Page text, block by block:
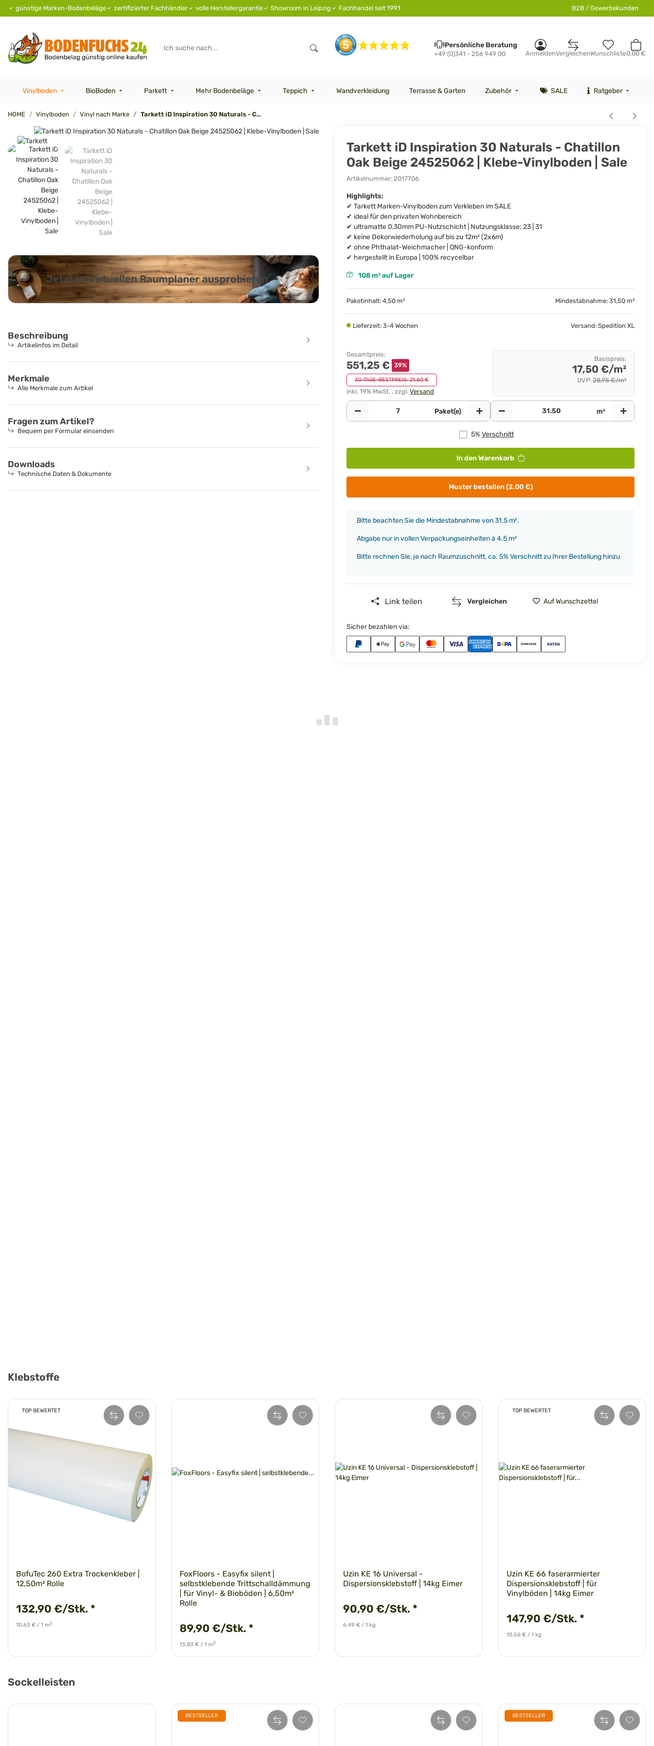
günstige Marken-Bodenbeläge zertifizierter Fachhändler volle Herstellergarantie Showroom in Leipzig Fachhandel seit 1991 B2B / Gewerbekunden
Persönliche Beratung
+49 (0)341 - 256 949 00 AnmeldenVergleichenWunschliste0,00 €
Vinylboden BioBoden Parkett Mehr Bodenbeläge Teppich Wandverkleidung Terrasse & Garten Zubehör SALE Ratgeber
HOME Vinylboden Vinyl nach Marke Tarkett iD Inspiration 30 Naturals - Chatillon Oak Beige 24525062 | Klebe-Vinylboden | Sale
Tarkett iD Inspiration 30 Naturals - Chatillon
Oak Beige 24525062 | Klebe-Vinylboden | Sale
Artikelnummer: 2017706
Highlights:
✔ Tarkett Marken-Vinylboden zum Verkleben im SALE
✔ ideal für den privaten Wohnbereich
✔ ultramatte 0,30mm PU-Nutzschicht | Nutzungsklasse: 23 | 31
✔ keine Dekorwiederholung auf bis zu 12m² (2x6m)
✔ ohne Phthalat-Weichmacher | QNG-konform
✔ hergestellt in Europa | 100% recycelbar
108 m² auf Lager
Paketinhalt: 4,50 m² Mindestabnahme: 31,50 m²
Lieferzeit: 3-4 Wochen Versand: Spedition XL
Gesamtpreis:
551,25 € 39%
30-TAGE-BESTPREIS: 21,60 €
inkl. 19% MwSt. , zzgl. Versand
Basispreis:
17,50 €/m²
UVP: 28,95 €/m²
Paket(e) m²
5% Verschnitt
In den Warenkorb
Muster bestellen (2.00 €)
x
Bitte beachten Sie die Mindestabnahme von 31.5 m².
Abgabe nur in vollen Verpackungseinheiten á 4.5 m²
Bitte rechnen Sie, je nach Raumzuschnitt, ca. 5% Verschnitt zu Ihrer Bestellung hinzu
Link teilen Vergleichen Auf Wunschzettel
Sicher bezahlen via:
Jetzt im virtuellen Raumplaner ausprobieren
Beschreibung
Artikelinfos im Detail
Merkmale
Alle Merkmale zum Artikel
Fragen zum Artikel?
Bequem per Formular einsenden
Downloads
Technische Daten & Dokumente
Klebstoffe
TOP BEWERTET
BofuTec 260 Extra Trockenkleber |
12,50m² Rolle
132,90 €/Stk. *
10,63 € / 1 m2
FoxFloors - Easyfix silent |
selbstklebende Trittschalldämmung
| für Vinyl- & Bioböden | 6,50m²
Rolle
89,90 €/Stk. *
13,83 € / 1 m2
Uzin KE 16 Universal -
Dispersionsklebstoff | 14kg Eimer
90,90 €/Stk. *
6,49 € / 1 kg
TOP BEWERTET
Uzin KE 66 faserarmierter
Dispersionsklebstoff | für
Vinylböden | 14kg Eimer
147,90 €/Stk. *
10,56 € / 1 kg
Sockelleisten
BESTSELLER BESTSELLER